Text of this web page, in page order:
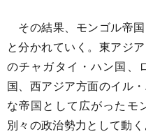
その結果、モンゴル帝
と分かれていく。東アジ
のチャガタイ・ハン国、
国、西アジア方面のイル
な帝国として広がったモ
別々の政治勢力として動く